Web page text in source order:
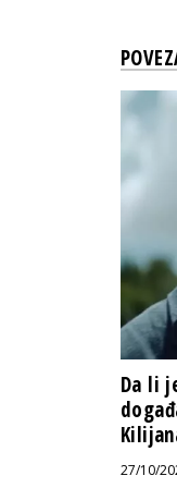
Da li
27/10/